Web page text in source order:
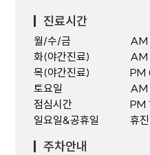
진료시간
월/수/금
화(야간진료)
목(야간진료)
토요일
점심시간
일요일&공휴일
PM
AM
PM
휴진
주차안내